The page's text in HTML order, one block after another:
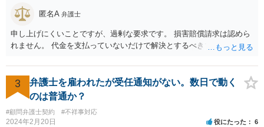
匿名A 弁護士
申し上げにくいことですが、過剰な要求です。 損害賠償請求は認めら
れません。 代金を支払っていないだけで解決とするべきでしょう。
3
弁護士を雇われたが受任通知がない。数日で動く
のは普通か？
#顧問弁護士契約 #不祥事対応
2024年2月20日 役にたった 6